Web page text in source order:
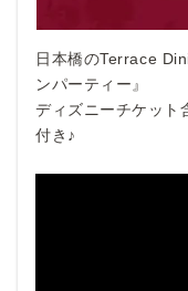
日本橋のTerrace
ンパーティー』
ディズニーチケット
付き♪